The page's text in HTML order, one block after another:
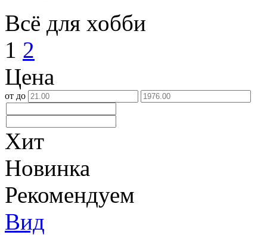
Всё для хобби
1 2
Цена
от до
Хит
Новинка
Рекомендуем
Вид